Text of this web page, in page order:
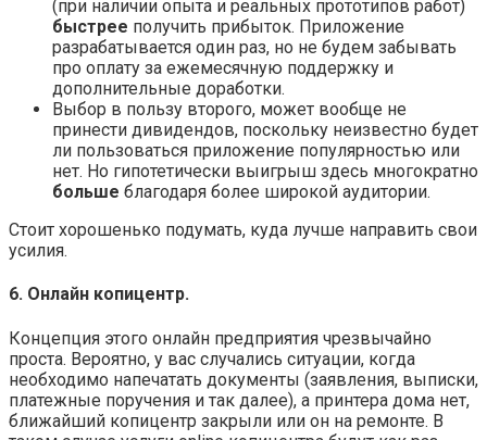
(при наличии опыта и реальных прототипов работ)
быстрее получить прибыток. Приложение
разрабатывается один раз, но не будем забывать
про оплату за ежемесячную поддержку и
дополнительные доработки.
Выбор в пользу второго, может вообще не
принести дивидендов, поскольку неизвестно будет
ли пользоваться приложение популярностью или
нет. Но гипотетически выигрыш здесь многократно
больше благодаря более широкой аудитории.
Стоит хорошенько подумать, куда лучше направить свои
усилия.
6. Онлайн копицентр.
Концепция этого онлайн предприятия чрезвычайно
проста. Вероятно, у вас случались ситуации, когда
необходимо напечатать документы (заявления, выписки,
платежные поручения и так далее), а принтера дома нет,
ближайший копицентр закрыли или он на ремонте. В